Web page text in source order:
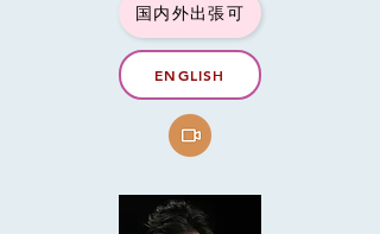
国内外出張可
ENGLISH